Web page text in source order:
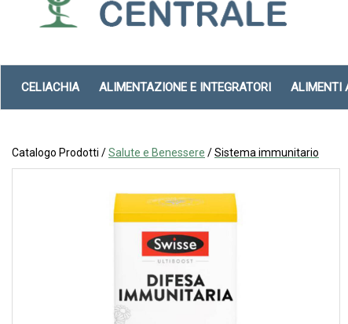
CELIACHIA ALIMENTAZIONE E INTEGRATORI ALIMENTI
Catalogo Prodotti /Salute e Benessere /Sistema immunitario